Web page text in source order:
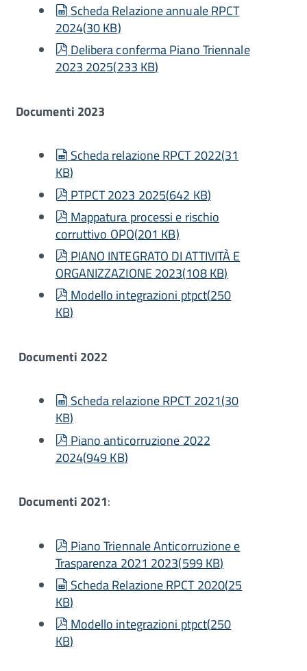
spreadsheet
Scheda Relazione annuale RPCT
2024(30 KB)
pdf
Delibera conferma Piano Triennale
2023 2025(233 KB)
Documenti 2023
spreadsheet
Scheda relazione RPCT 2022(31
KB)
pdf
PTPCT 2023 2025(642 KB)
pdf
Mappatura processi e rischio
corruttivo OPO(201 KB)
pdf
PIANO INTEGRATO DI ATTIVITÀ E
ORGANIZZAZIONE 2023(108 KB)
pdf
Modello integrazioni ptpct(250
KB)
Documenti 2022
spreadsheet
Scheda relazione RPCT 2021(30
KB)
pdf
Piano anticorruzione 2022
2024(949 KB)
Documenti 2021:
pdf
Piano Triennale Anticorruzione e
Trasparenza 2021 2023(599 KB)
spreadsheet
Scheda Relazione RPCT 2020(25
KB)
pdf
Modello integrazioni ptpct(250
KB)